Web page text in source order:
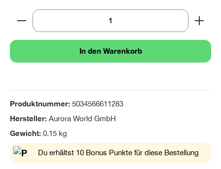
Produkt Anzahl: Gib den gewünschten Wert ein
In den Warenkorb
Produktnummer: 5034566611283
Hersteller: Aurora World GmbH
Gewicht: 0.15 kg
Du erhältst 10 Bonus Punkte für diese Bestellung